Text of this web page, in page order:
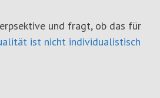
und fragt, ob das für
ist nicht individualistisch